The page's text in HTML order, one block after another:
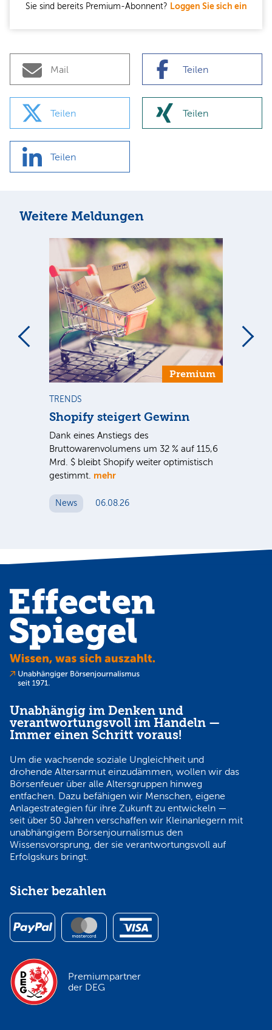
Sie sind bereits Premium-Abonnent? Loggen Sie sich ein
Mail Teilen
Teilen Teilen
Teilen
Weitere Meldungen
Premium
TRENDS
Shopify steigert Gewinn
Dank eines Anstiegs des
Bruttowarenvolumens um 32 % auf 115,6
Mrd. $ bleibt Shopify weiter optimistisch
gestimmt. mehr
News 06.08.26
Unabhängig im Denken und
verantwortungsvoll im Handeln —
Immer einen Schritt voraus!
Um die wachsende soziale Ungleichheit und
drohende Altersarmut einzudämmen, wollen wir das
Börsenfeuer über alle Altersgruppen hinweg
entfachen. Dazu befähigen wir Menschen, eigene
Anlagestrategien für ihre Zukunft zu entwickeln —
seit über 50 Jahren verschaffen wir Kleinanlegern mit
unabhängigem Börsenjournalismus den
Wissensvorsprung, der sie verantwortungsvoll auf
Erfolgskurs bringt.
Sicher bezahlen
Premiumpartner
der DEG